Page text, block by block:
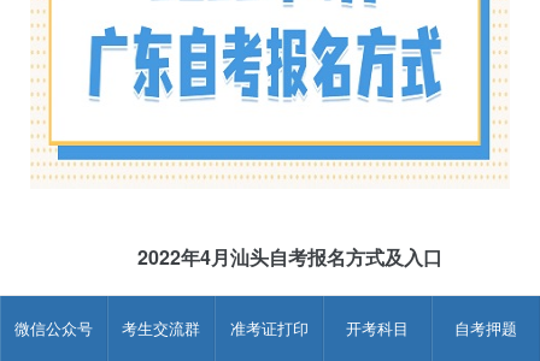
微信公众号 考生交流群 准考证打印 开考科目 自考押题
2022年4月汕头自考报名方式及入口
所有考生均须在报考前先注册“粤(穗)康码”(以下简称“粤康